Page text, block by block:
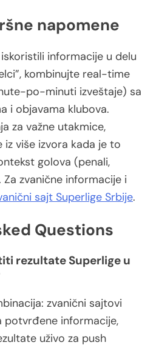
napomene
informacije u delu
kombinujte real-time
po-minuti izveštaje) sa
i objavama klubova.
za važne utakmice,
više izvora kada je to
golova (penali,
zvanične informacije i
sajt Superlige Srbije.
Questions
rezultate Superlige u
zvanični sajtovi
potvrđene informacije,
uživo za push